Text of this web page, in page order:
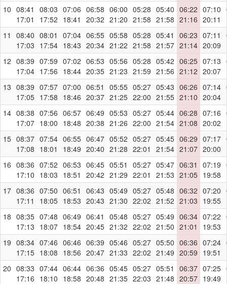
10 08:41
17:01
08:03
17:52
07:06
18:41
06:58
20:32
06:00
21:20
05:28
21:58
05:40
21:58
06:22
21:16
07:10
20:11
11
08:40
17:03
08:01
17:54
07:04
18:43
06:55
20:34
05:58
21:22
05:28
21:58
05:41
21:57
06:23
21:14
07:11
20:09
12 08:39
17:04
07:59
17:56
07:02
18:44
06:53
20:35
05:56
21:23
05:28
21:59
05:42
21:56
06:25
21:12
07:13
20:07
13 08:39
17:05
07:57
17:58
07:00
18:46
06:51
20:37
05:55
21:25
05:27
22:00
05:43
21:55
06:26
21:10
07:14
20:04
14 08:38
17:07
07:56
18:00
06:57
18:48
06:49
20:38
05:53
21:26
05:27
22:00
05:44
21:54
06:28
21:08
07:16
20:02
15 08:37
17:08
07:54
18:01
06:55
18:49
06:47
20:40
05:52
21:28
05:27
22:01
05:45
21:54
06:29
21:07
07:17
20:00
16 08:36
17:10
07:52
18:03
06:53
18:51
06:45
20:42
05:51
21:29
05:27
22:01
05:47
21:53
06:31
21:05
07:19
19:58
17 08:36
17:11
07:50
18:05
06:51
18:53
06:43
20:43
05:49
21:30
05:27
22:02
05:48
21:52
06:32
21:03
07:20
19:55
18 08:35
17:13
07:48
18:07
06:49
18:54
06:41
20:45
05:48
21:32
05:27
22:02
05:49
21:50
06:34
21:01
07:22
19:53
19 08:34
17:15
07:46
18:08
06:46
18:56
06:39
20:47
05:46
21:33
05:27
22:02
05:50
21:49
06:36
20:59
07:24
19:51
20 08:33
17:16
07:44
18:10
06:44
18:58
06:36
20:48
05:45
21:35
05:27
22:03
05:51
21:48
06:37
20:57
07:25
19:49